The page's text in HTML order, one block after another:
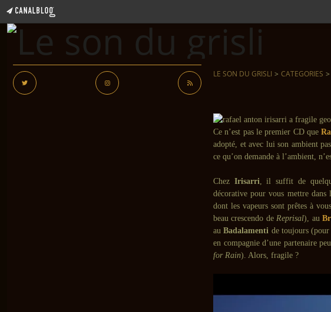
LE SON DU GRISLI > CATEGORIES >
Ce n’est pas le premier CD que
adopté, et avec lui son ambient
ce qu’on demande à l’ambient,
Chez Irisarri, il suffit de
décorative pour vous mettre
dont les vapeurs sont prêtes à
beau crescendo deReprisal), au
auBadalamenti de toujours (pour
en compagnie d’une partenaire
for Rain). Alors, fragile ?